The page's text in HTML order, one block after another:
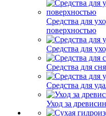
Средства для
поверхностью
Средства для
Средства для
Средства для
Уход за